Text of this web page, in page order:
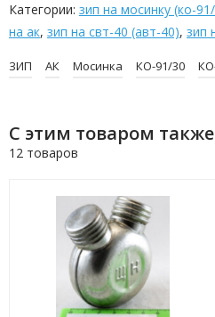
Категории: зип на мосинку (ко-
на ак, зип на свт-40 (авт-40), зип
ЗИП АК Мосинка КО-91/30
С этим товаром
12 товаров